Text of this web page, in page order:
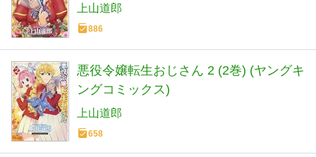
上山道郎
886
悪役令嬢転生おじさん 2 (2巻) (ヤングキ
ングコミックス)
上山道郎
658